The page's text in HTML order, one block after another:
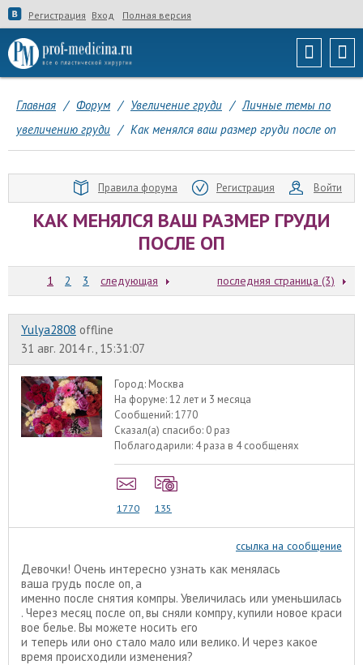
Регистрация Вход Полная версия
Главная / Форум / Увеличение груди / Личные темы по
увеличению груди / Как менялся ваш размер груди после оп
Правила форума Регистрация Войти
КАК МЕНЯЛСЯ ВАШ РАЗМЕР ГРУДИ
ПОСЛЕ ОП
1 2 3 следующая последняя страница (3)
Yulya2808 offline
31 авг. 2014 г., 15:31:07
Город: Москва
На форуме:12 лет и 3 месяца
Сообщений:1770
Сказал(а) спасибо: 0 раз
Поблагодарили: 4 раза в 4 сообщенях
1770 135
ссылка на сообщение
Девочки! Очень интересно узнать как менялась
ваша грудь после оп, а
именно после снятия компры. Увеличилась или уменьшилась
. Через месяц после оп, вы сняли компру, купили новое краси
вое белье. Вы можете носить его
и теперь или оно стало мало или велико. И через какое
время происходили изменения?